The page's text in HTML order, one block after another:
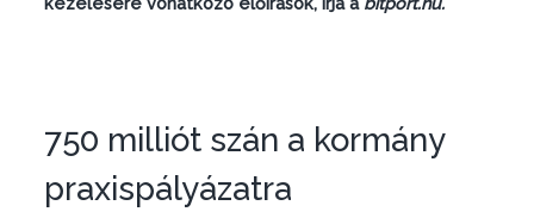
750 milliót szán a kormány
praxispályázatra